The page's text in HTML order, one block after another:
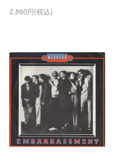
2,860円(税込)